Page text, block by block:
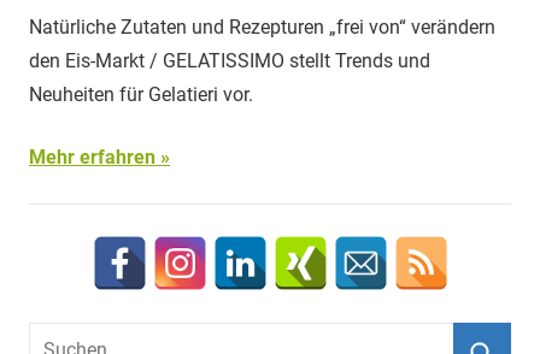
Natürliche Zutaten und Rezepturen „frei von“ verändern
den Eis-Markt / GELATISSIMO stellt Trends und
Neuheiten für Gelatieri vor.
Mehr erfahren
Suchen